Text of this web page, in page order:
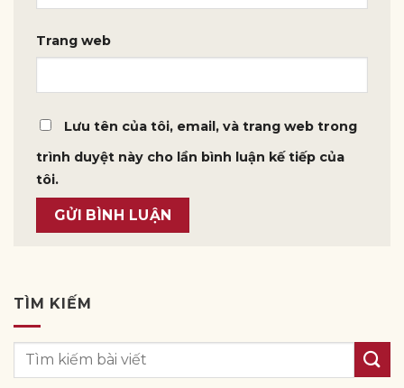
Trang web
Lưu tên của tôi, email, và trang web trong
trình duyệt này cho lần bình luận kế tiếp của
tôi.
TÌM KIẾM